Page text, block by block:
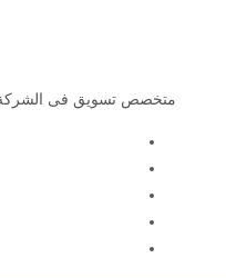
متخصص تسويق فى الشركة